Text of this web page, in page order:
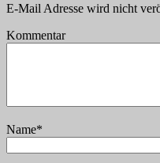
E-Mail Adresse wird nicht
Kommentar
Name*